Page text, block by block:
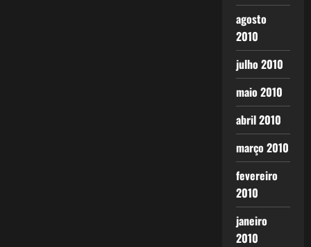
agosto
2010
julho 2010
maio 2010
abril 2010
março 2010
fevereiro
2010
janeiro
2010